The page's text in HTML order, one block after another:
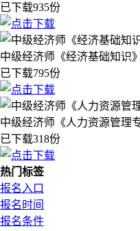
已下载935份
中级经济师《经济基础知识
已下载795份
中级经济师《人力资源管理
已下载318份
热门标签
报名入口
报名时间
报名条件